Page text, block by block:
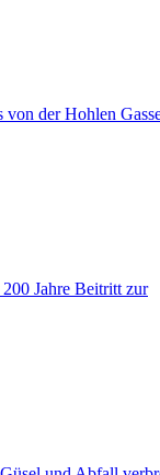
von der Hohlen
Jahre Beitritt zur